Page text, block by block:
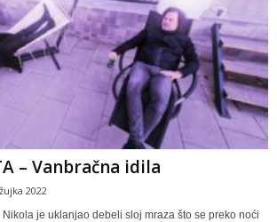
– Vanbračna idila
2022
je uklanjao debeli sloj mraza što se preko noći